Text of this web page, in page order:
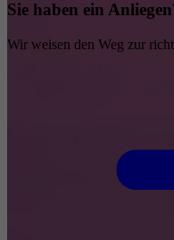
Sie haben ein
Wir weisen den Weg zur